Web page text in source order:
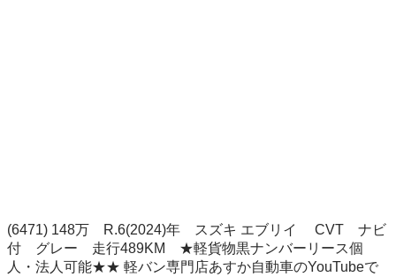
(6471) 148万　R.6(2024)年　スズキ エブリイ 　CVT　ナビ
付　グレー　走行489KM　★軽貨物黒ナンバーリース個
人・法人可能★★ 軽バン専門店あすか自動車のYouTubeで